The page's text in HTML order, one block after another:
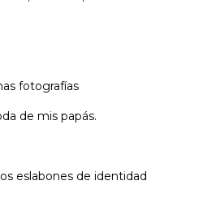
fotografías
de mis papás.
eslabones de identidad